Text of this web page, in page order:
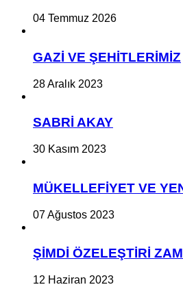
04 Temmuz 2026
GAZİ VE ŞEHİTLERİMİZ
28 Aralık 2023
SABRİ AKAY
30 Kasım 2023
MÜKELLEFİYET VE
07 Ağustos 2023
ŞİMDİ ÖZELEŞTİRİ
12 Haziran 2023